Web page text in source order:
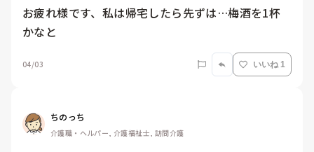
お疲れ様です、私は帰宅したら先ずは…梅酒を1杯
かなと
04/03 いいね 1
ちのっち
介護職・ヘルパー, 介護福祉士, 訪問介護